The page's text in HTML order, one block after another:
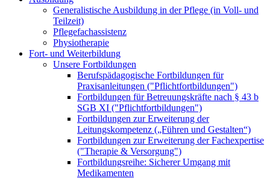
Generalistische Ausbildung in der Pflege (in Voll- und
Teilzeit)
Pflegefachassistenz
Physiotherapie
Fort- und Weiterbildung
Unsere Fortbildungen
Berufspädagogische Fortbildungen für
Praxisanleitungen ("Pflichtfortbildungen")
Fortbildungen für Betreuungskräfte nach § 43 b
SGB XI ("Pflichtfortbildungen")
Fortbildungen zur Erweiterung der
Leitungskompetenz („Führen und Gestalten“)
Fortbildungen zur Erweiterung der Fachexpertise
("Therapie & Versorgung")
Fortbildungsreihe: Sicherer Umgang mit
Medikamenten